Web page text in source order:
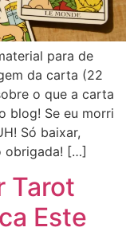
para de
da carta (22
o que a carta
blog! Se eu morri
Só baixar,
obrigada! […]
Tarot
Este